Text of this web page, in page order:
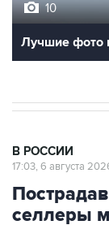
10
Лучшие фото
В РОССИИ
17:03, 6 августа
селлеры